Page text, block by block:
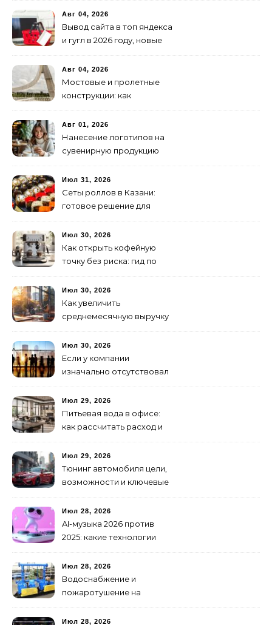
Авг 04, 2026
Вывод сайта в топ яндекса
и гугл в 2026 году, новые
Авг 04, 2026
Мостовые и пролетные
конструкции: как
изготовление и поставку
Авг 01, 2026
Нанесение логотипов на
сувенирную продукцию
Июл 31, 2026
Сеты роллов в Казани:
готовое решение для
друзьями
Июл 30, 2026
Как открыть кофейную
точку без риска: гид по
Июл 30, 2026
Как увеличить
среднемесячную выручку
лишних затрат
Июл 30, 2026
Если у компании
изначально отсутствовал
как не утонуть в хаосе
Июл 29, 2026
Питьевая вода в офисе:
как рассчитать расход и
Июл 29, 2026
Тюнинг автомобиля цели,
возможности и ключевые
транспортных средств
Июл 28, 2026
AI-музыка 2026 против
2025: какие технологии
создание клипов
изменилось навсегда
Июл 28, 2026
Водоснабжение и
пожаротушение на
оборудование
Июл 28, 2026